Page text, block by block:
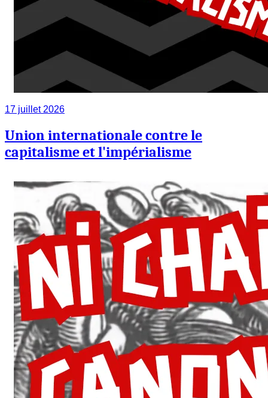
17 juillet 2026
Union internationale contre le
capitalisme et l'impérialisme